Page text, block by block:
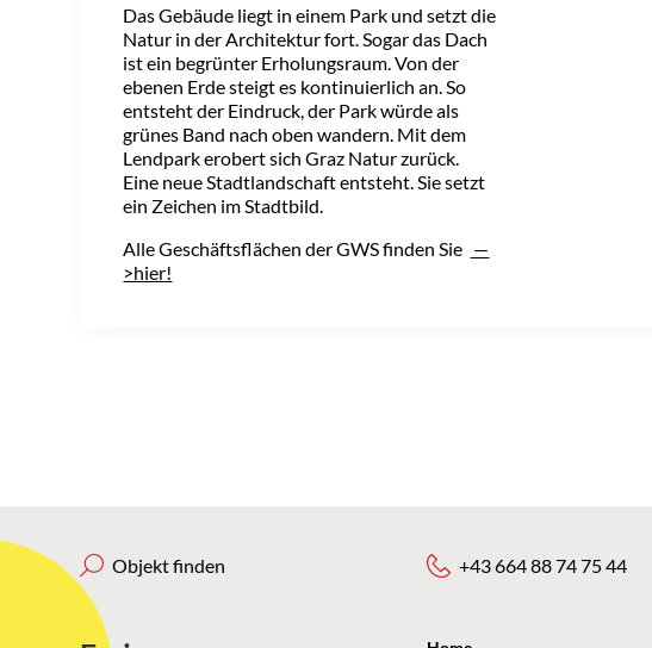
Das Gebäude liegt in einem Park und setzt die
Natur in der Architektur fort. Sogar das Dach
ist ein begrünter Erholungsraum. Von der
ebenen Erde steigt es kontinuierlich an. So
entsteht der Eindruck, der Park würde als
grünes Band nach oben wandern. Mit dem
Lendpark erobert sich Graz Natur zurück.
Eine neue Stadtlandschaft entsteht. Sie setzt
ein Zeichen im Stadtbild.
Alle Geschäftsflächen der GWS finden Sie —
>hier!
Objekt finden +43 664 88 74 75 44